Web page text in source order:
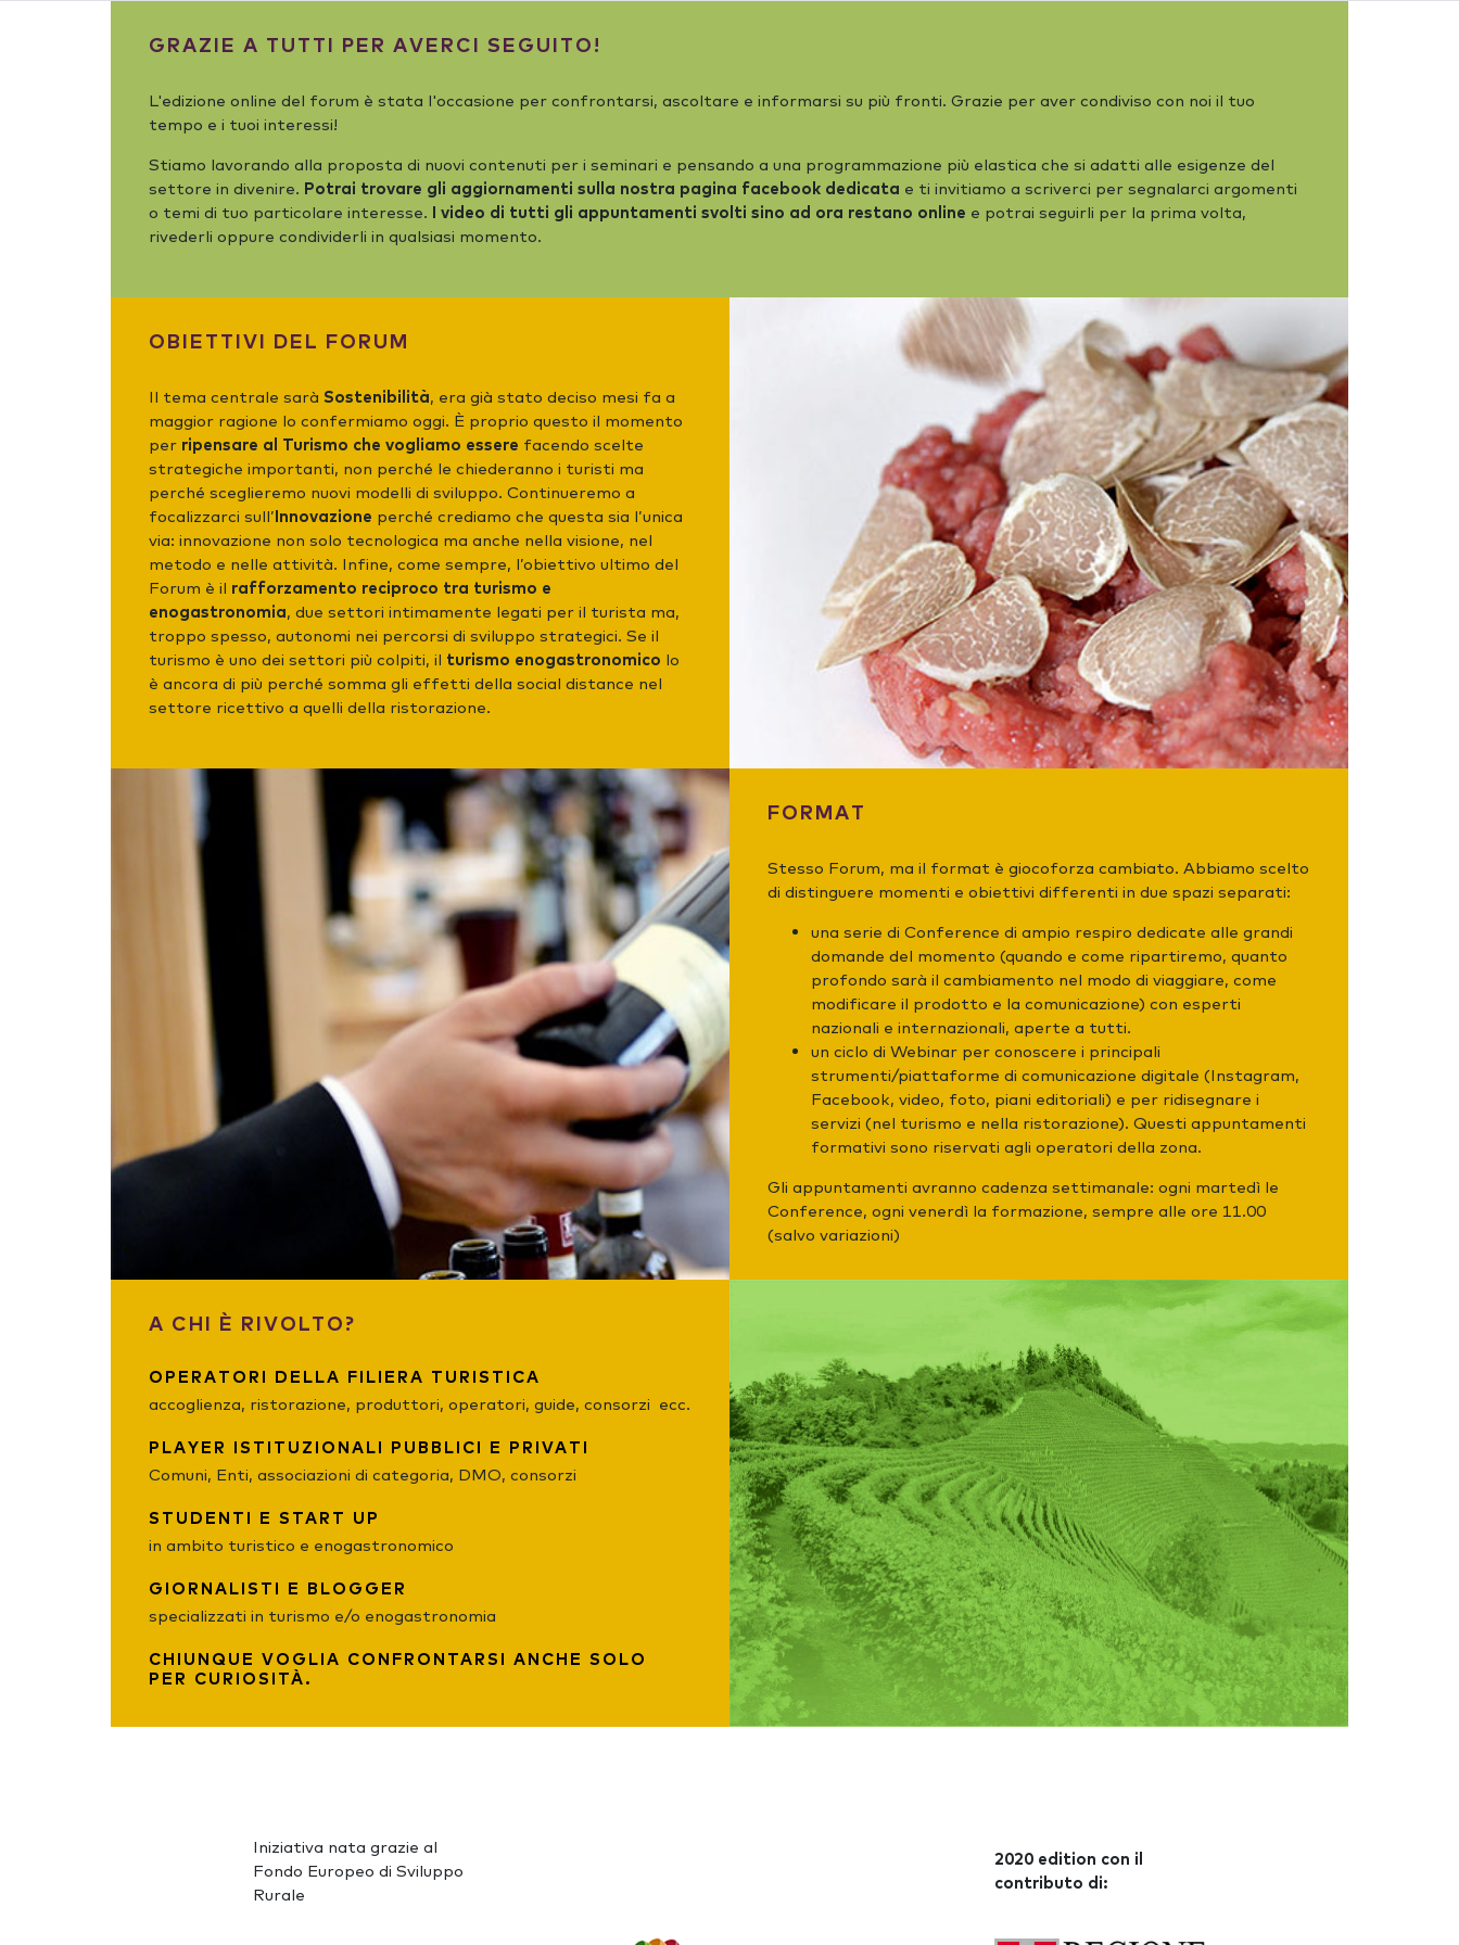
GRAZIE A TUTTI PER AVERCI SEGUITO!
L'edizione online del forum è stata l'occasione per confrontarsi, ascoltare e informarsi su più fronti. Grazie per aver condiviso con noi il tuo
tempo e i tuoi interessi!
Stiamo lavorando alla proposta di nuovi contenuti per i seminari e pensando a una programmazione più elastica che si adatti alle esigenze del
settore in divenire. Potrai trovare gli aggiornamenti sulla nostra pagina facebook dedicata e ti invitiamo a scriverci per segnalarci argomenti
o temi di tuo particolare interesse. I video di tutti gli appuntamenti svolti sino ad ora restano online e potrai seguirli per la prima volta,
rivederli oppure condividerli in qualsiasi momento.
OBIETTIVI DEL FORUM
Il tema centrale sarà Sostenibilità, era già stato deciso mesi fa a
maggior ragione lo confermiamo oggi. È proprio questo il momento
per ripensare al Turismo che vogliamo essere facendo scelte
strategiche importanti, non perché le chiederanno i turisti ma
perché sceglieremo nuovi modelli di sviluppo. Continueremo a
focalizzarci sull’Innovazione perché crediamo che questa sia l’unica
via: innovazione non solo tecnologica ma anche nella visione, nel
metodo e nelle attività. Infine, come sempre, l’obiettivo ultimo del
Forum è il rafforzamento reciproco tra turismo e
enogastronomia, due settori intimamente legati per il turista ma,
troppo spesso, autonomi nei percorsi di sviluppo strategici. Se il
turismo è uno dei settori più colpiti, il turismo enogastronomico lo
è ancora di più perché somma gli effetti della social distance nel
settore ricettivo a quelli della ristorazione.
FORMAT
Stesso Forum, ma il format è giocoforza cambiato. Abbiamo scelto
di distinguere momenti e obiettivi differenti in due spazi separati:
una serie di Conference di ampio respiro dedicate alle grandi
domande del momento (quando e come ripartiremo, quanto
profondo sarà il cambiamento nel modo di viaggiare, come
modificare il prodotto e la comunicazione) con esperti
nazionali e internazionali, aperte a tutti.
un ciclo di Webinar per conoscere i principali
strumenti/piattaforme di comunicazione digitale (Instagram,
Facebook, video, foto, piani editoriali) e per ridisegnare i
servizi (nel turismo e nella ristorazione). Questi appuntamenti
formativi sono riservati agli operatori della zona.
Gli appuntamenti avranno cadenza settimanale: ogni martedì le
Conference, ogni venerdì la formazione, sempre alle ore 11.00
(salvo variazioni)
A CHI È RIVOLTO?
OPERATORI DELLA FILIERA TURISTICA
accoglienza, ristorazione, produttori, operatori, guide, consorzi ecc.
PLAYER ISTITUZIONALI PUBBLICI E PRIVATI
Comuni, Enti, associazioni di categoria, DMO, consorzi
STUDENTI E START UP
in ambito turistico e enogastronomico
GIORNALISTI E BLOGGER
specializzati in turismo e/o enogastronomia
CHIUNQUE VOGLIA CONFRONTARSI ANCHE SOLO
PER CURIOSITÀ.
Iniziativa nata grazie al
Fondo Europeo di Sviluppo
Rurale
2020 edition con il
contributo di: